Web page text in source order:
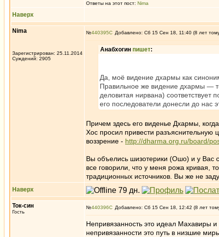
Ответы на этот пост: Nima
Наверх
Nima
Зарегистрирован: 25.11.2014
Суждений: 2905
№440395 Добавлено: Сб 15 Сен 18, 11:40 (8 лет
Анабхогин пишет:
Да, моё видение дхармы как
Правильное же видение дхармы —
деловитая нирвана)
его последователи донесли до нас
Причем здесь его виденье Дхармы,
Хос просил привести разъяснительную
воззрение - http://dharma.org.ru/board/
Вы объелись шизотерики (Ошо) и у Вас
все говорили, что у меня рожа кривая,
традиционных источников. Вы же не
Наверх
Ток-син
Гость
№440396 Добавлено: Сб 15 Сен 18, 12:42 (8 лет
Непривязанность это идеал Махавиры
непривязанности это путь в низшие